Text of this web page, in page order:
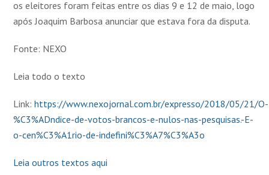
os eleitores foram feitas entre os dias 9 e 12 de maio, logo
após Joaquim Barbosa anunciar que estava fora da disputa.
Fonte: NEXO
Leia todo o texto
Link:https://www.nexojornal.com.br/expresso/2018/05/21/O-
%C3%ADndice-de-votos-brancos-e-nulos-nas-pesquisas.-E-
o-cen%C3%A1rio-de-indefini%C3%A7%C3%A3o
Leia outros textos aqui